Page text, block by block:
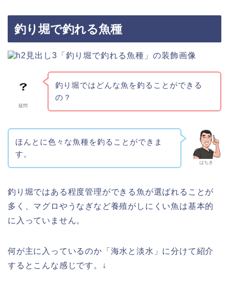
釣り堀で釣れる魚種
疑問
釣り堀ではどんな魚を釣ることができる
の？
はちき
ほんとに色々な魚種を釣ることができま
す。
釣り堀ではある程度管理ができる魚が選ばれることが
多く、マグロやうなぎなど養殖がしにくい魚は基本的
に入っていません。
何が主に入っているのか「海水と淡水」に分けて紹介
するとこんな感じです。↓